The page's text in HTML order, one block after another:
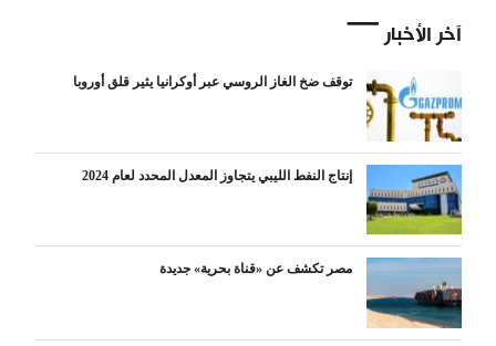
آخر الأخبار
توقف ضخ الغاز الروسي عبر أوكرانيا يثير قلق أوروبا
إنتاج النفط الليبي يتجاوز المعدل المحدد لعام 2024
مصر تكشف عن «قناة بحرية» جديدة